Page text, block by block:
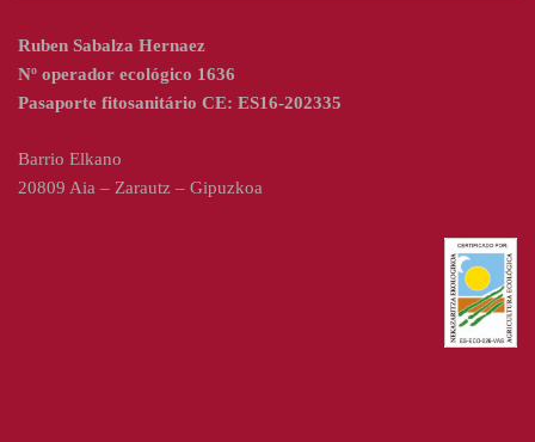
Ruben Sabalza Hernaez
Nº operador ecológico 1636
Pasaporte fitosanitário CE: ES16-202335
Barrio Elkano
20809 Aia – Zarautz – Gipuzkoa